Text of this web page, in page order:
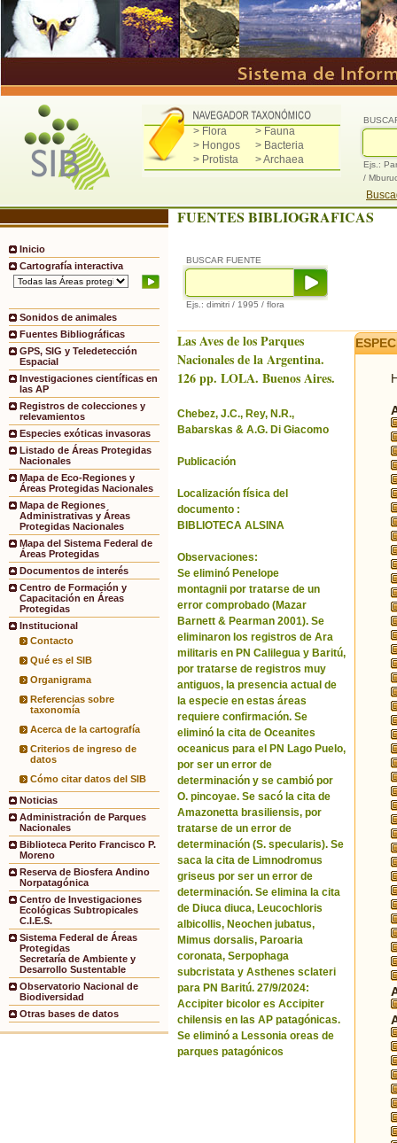
> Flora
> Fauna
> Hongos
> Bacteria
> Protista
> Archaea
Ejs.:
/
Inicio
Cartografía interactiva
Sonidos de animales
Fuentes Bibliográficas
GPS, SIG y Teledetección
Espacial
Investigaciones científicas en
las AP
Registros de colecciones y
relevamientos
Especies exóticas invasoras
Listado de Áreas Protegidas
Nacionales
Mapa de Eco-Regiones y
Áreas Protegidas Nacionales
Mapa de Regiones
Administrativas y Áreas
Protegidas Nacionales
Mapa del Sistema Federal de
Áreas Protegidas
Documentos de interés
Centro de Formación y
Capacitación en Áreas
Protegidas
Institucional
Contacto
Qué es el SIB
Organigrama
Referencias sobre
taxonomía
Acerca de la cartografía
Criterios de ingreso de
datos
Cómo citar datos del SIB
Noticias
Administración de Parques
Nacionales
Biblioteca Perito Francisco P.
Moreno
Reserva de Biosfera Andino
Norpatagónica
Centro de Investigaciones
Ecológicas Subtropicales
C.I.E.S.
Sistema Federal de Áreas
Protegidas
Secretaría de Ambiente y
Desarrollo Sustentable
Observatorio Nacional de
Biodiversidad
Otras bases de datos
FUENTES BIBLIOGRAFICAS
BUSCAR FUENTE
Ejs.: dimitri / 1995 / flora
Las Aves de los Parques
Nacionales de la Argentina.
126 pp. LOLA. Buenos Aires.
Chebez, J.C., Rey, N.R.,
Babarskas & A.G. Di Giacomo
Publicación
Localización física del
documento :
BIBLIOTECA ALSINA
Observaciones:
Se eliminó Penelope
montagnii por tratarse de un
error comprobado (Mazar
Barnett & Pearman 2001). Se
eliminaron los registros de Ara
militaris en PN Calilegua y Baritú,
por tratarse de registros muy
antiguos, la presencia actual de
la especie en estas áreas
requiere confirmación. Se
eliminó la cita de Oceanites
oceanicus para el PN Lago Puelo,
por ser un error de
determinación y se cambió por
O. pincoyae. Se sacó la cita de
Amazonetta brasiliensis, por
tratarse de un error de
determinación (S. specularis). Se
saca la cita de Limnodromus
griseus por ser un error de
determinación. Se elimina la cita
de Diuca diuca, Leucochloris
albicollis, Neochen jubatus,
Mimus dorsalis, Paroaria
coronata, Serpophaga
subcristata y Asthenes sclateri
para PN Baritú. 27/9/2024:
Accipiter bicolor es Accipiter
chilensis en las AP patagónicas.
Se eliminó a Lessonia oreas de
parques patagónicos